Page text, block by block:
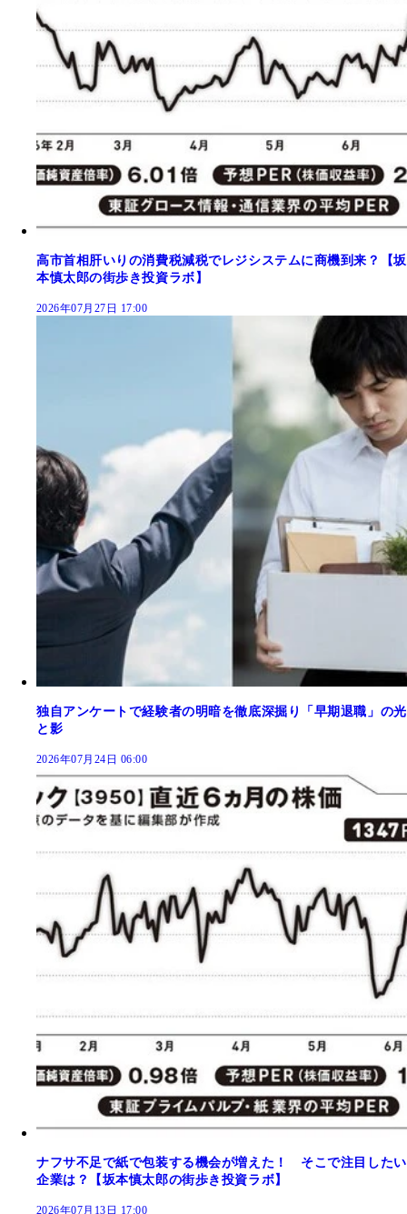
高市首相肝いりの消費税減税でレジシステムに商機到来？【坂
本慎太郎の街歩き投資ラボ】
2026年07月27日 17:00
独自アンケートで経験者の明暗を徹底深掘り「早期退職」の光
と影
2026年07月24日 06:00
ナフサ不足で紙で包装する機会が増えた！ そこで注目したい
企業は？【坂本慎太郎の街歩き投資ラボ】
2026年07月13日 17:00